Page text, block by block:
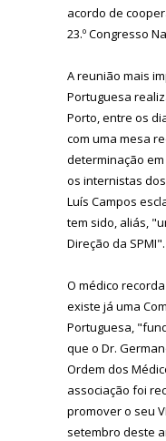
acordo de
23.º Congresso
A reunião mais
Portuguesa
Porto, entre os
com uma mesa
determinação
os internistas
Luís Campos
tem sido, aliás,
Direção da SPMI".
O médico
existe já uma
Portuguesa,
que o Dr.
Ordem dos
associação foi
promover o seu
setembro deste